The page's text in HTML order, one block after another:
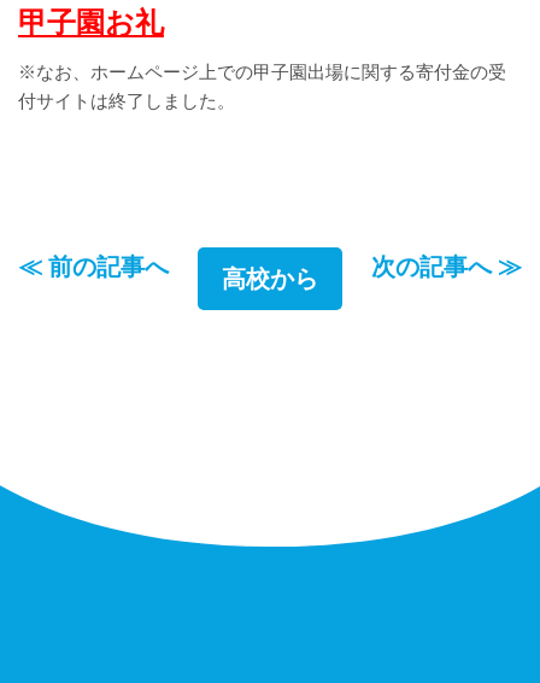
甲子園お礼
※なお、ホームページ上での甲子園出場に関する寄付金の受
付サイトは終了しました。
≪ 前の記事へ 高校から 次の記事へ ≫